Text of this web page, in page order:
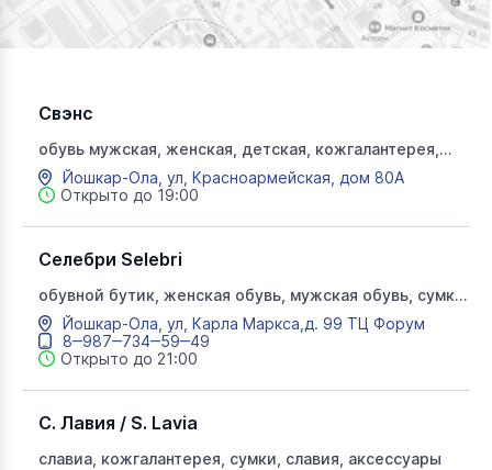
Свэнс
обувь мужская, женская, детская, кожгалантерея,
свэнс, свенс
Йошкар-Ола, ул, Красноармейская, дом 80А
Открыто до 19:00
Селебри Selebri
обувной бутик, женская обувь, мужская обувь, сумки,
селебри
Йошкар-Ола, ул, Карла Маркса,д. 99 ТЦ Форум
8‒987‒734‒59‒49
Открыто до 21:00
С. Лавия / S. Lavia
славиа, кожгалантерея, сумки, славия, аксессуары